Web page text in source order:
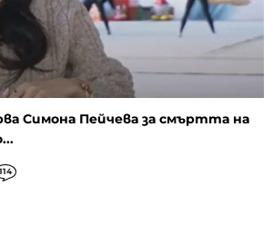
Симона Пейчева за смъртта на
114